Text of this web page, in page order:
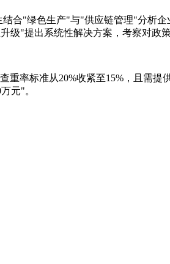
合"绿色生产"与"供应链管理"分析企
"提出系统性解决方案，考察对政
率标准从20%收紧至15%，且需提
元"。